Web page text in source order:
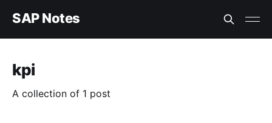
SAP Notes
kpi
A collection of 1 post